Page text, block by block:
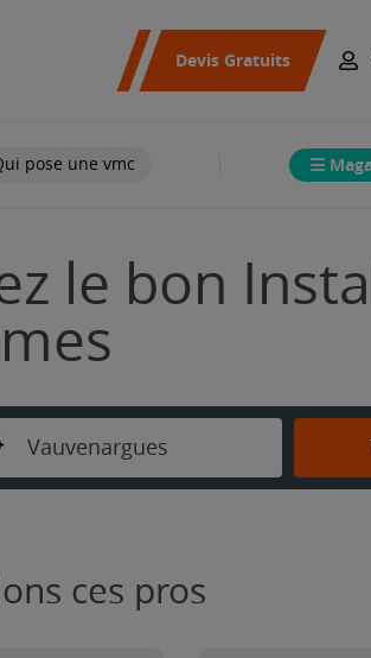
Devis Gratuits
pose une vmc
le bon
Vauvenargues
ces pros